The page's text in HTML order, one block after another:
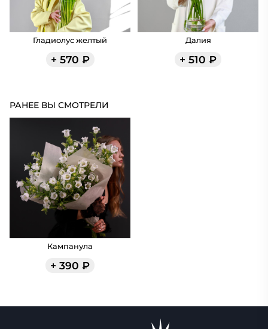
Гладиолус желтый
+ 570 ₽
Далия
+ 510 ₽
РАНЕЕ ВЫ СМОТРЕЛИ
Кампанула
+ 390 ₽